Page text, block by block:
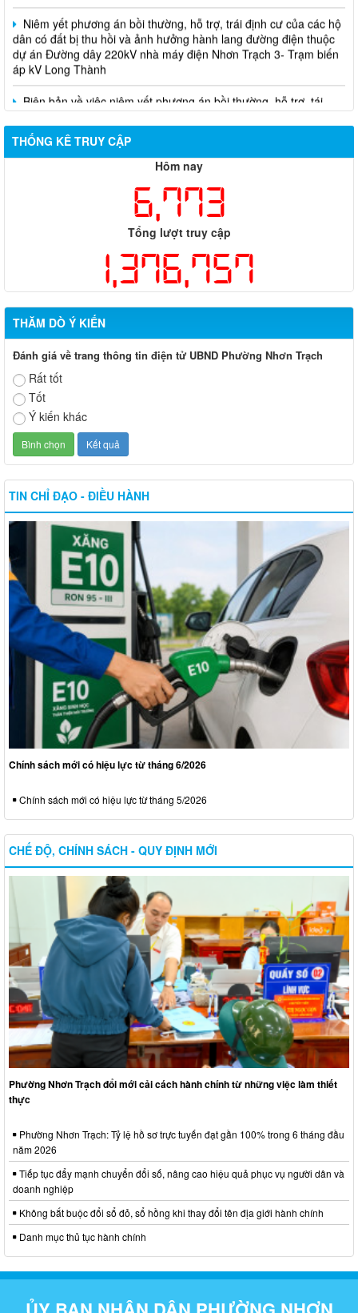
Niêm yết phương án bồi thường, hỗ trợ, trái định cư của các hộ
dân có đất bị thu hồi và ảnh hưởng hành lang đường điện thuộc
dự án Đường dây 220kV nhà máy điện Nhơn Trạch 3- Trạm biến
áp kV Long Thành
Biên bản về việc niêm yết phương án bồi thường, hỗ trợ, tái
định cư của các hộ dân có đất bị thu hồi thuộc dự án nâng cấp
51, huyện Long Thành và huyện Nhơn Trạch
THỐNG KÊ TRUY CẬP
Hôm nay
6,773
Tổng lượt truy cập
1,376,757
THĂM DÒ Ý KIẾN
Đánh giá về trang thông tin điện tử UBND Phường Nhơn Trạch
Rất tốt
Tốt
Ý kiến khác
TIN CHỈ ĐẠO - ĐIỀU HÀNH
Chính sách mới có hiệu lực từ tháng 6/2026
Chính sách mới có hiệu lực từ tháng 5/2026
CHẾ ĐỘ, CHÍNH SÁCH - QUY ĐỊNH MỚI
Phường Nhơn Trạch đổi mới cải cách hành chính từ những việc làm thiết
thực
Phường Nhơn Trạch: Tỷ lệ hồ sơ trực tuyến đạt gần 100% trong 6 tháng đầu
năm 2026
Tiếp tục đẩy mạnh chuyển đổi số, nâng cao hiệu quả phục vụ người dân và
doanh nghiệp
Không bắt buộc đổi sổ đỏ, sổ hồng khi thay đổi tên địa giới hành chính
Danh mục thủ tục hành chính